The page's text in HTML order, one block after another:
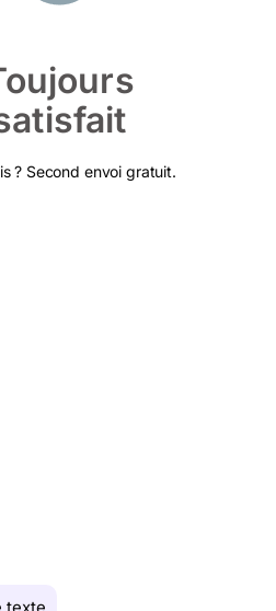
? Second envoi gratuit.